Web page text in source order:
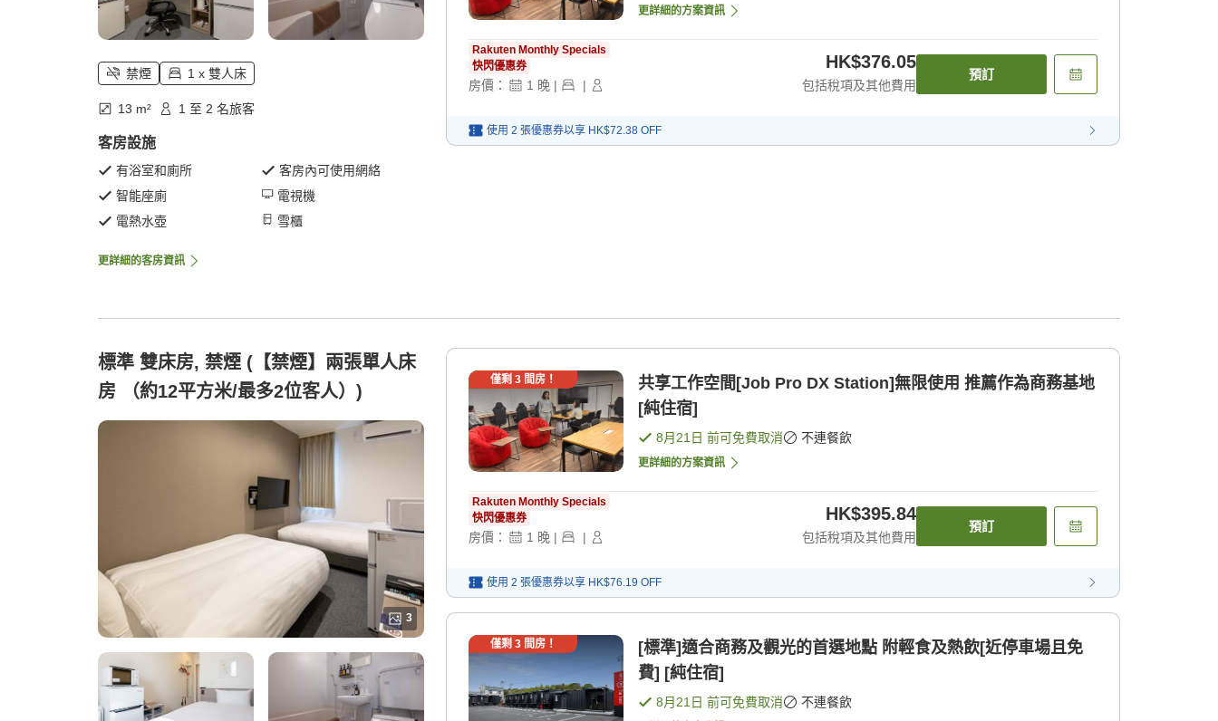
禁煙 1 x 雙人床
13 m² 1 至 2 名旅客
客房設施
有浴室和廁所
客房內可使用網絡
智能座廁
電視機
電熱水壺
雪櫃
更詳細的客房資訊
更詳細的方案資訊
Rakuten Monthly Specials
快閃優惠券
房價： 1 晚 | |
HK$376.05
包括稅項及其他費用
預訂
使用 2 張優惠券以享 HK$72.38 OFF
標準 雙床房, 禁煙 (【禁煙】兩張單人床
房 （約12平方米/最多2位客人）)
3
僅剩 3間房！
共享工作空間[Job Pro DX Station]無限使用 推薦作為商務基地
[純住宿]
8月21日 前可免費取消 不連餐飲
更詳細的方案資訊
Rakuten Monthly Specials
快閃優惠券
房價： 1 晚 | |
HK$395.84
包括稅項及其他費用
預訂
使用 2 張優惠券以享 HK$76.19 OFF
僅剩 3間房！
[標準]適合商務及觀光的首選地點 附輕食及熱飲[近停車場且免
費] [純住宿]
8月21日 前可免費取消 不連餐飲